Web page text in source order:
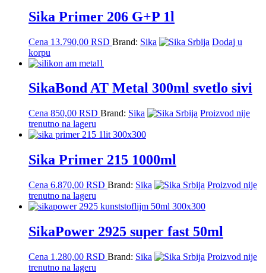
Sika Primer 206 G+P 1l
Cena 13.790,00 RSD Brand: Sika
Dodaj u
korpu
SikaBond AT Metal 300ml svetlo sivi
Cena 850,00 RSD Brand: Sika
Proizvod nije
trenutno na lageru
Sika Primer 215 1000ml
Cena 6.870,00 RSD Brand: Sika
Proizvod nije
trenutno na lageru
SikaPower 2925 super fast 50ml
Cena 1.280,00 RSD Brand: Sika
Proizvod nije
trenutno na lageru